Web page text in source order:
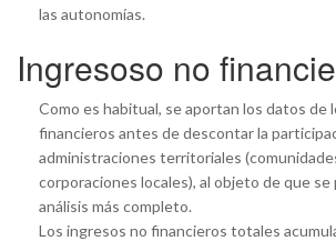
las autonomías.
Ingresoso no
Como es habitual, se aportan los datos de
financieros antes de descontar la
administraciones territoriales
corporaciones locales), al objeto de que se
análisis más completo.
Los ingresos no financieros totales